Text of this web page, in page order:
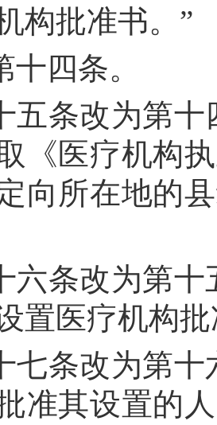
构批准书。”
十四条。
五条改为第十
《医疗机构
向所在地的
六条改为第
置医疗机构
七条改为第
准其设置的